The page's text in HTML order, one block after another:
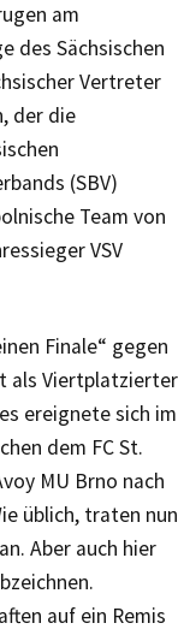
am
des Sächsischen
Vertreter
der die
(SBV)
Team von
VSV
Finale“ gegen
als Viertplatzierter
ereignete sich im
dem FC St.
MU Brno nach
üblich, traten nun
Aber auch hier
auf ein Remis